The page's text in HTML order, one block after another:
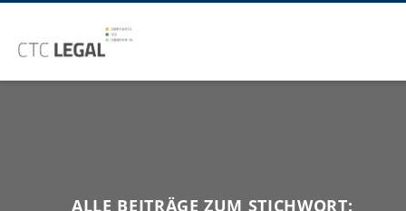
ALLE BEITRÄGE ZUM STICHWORT: